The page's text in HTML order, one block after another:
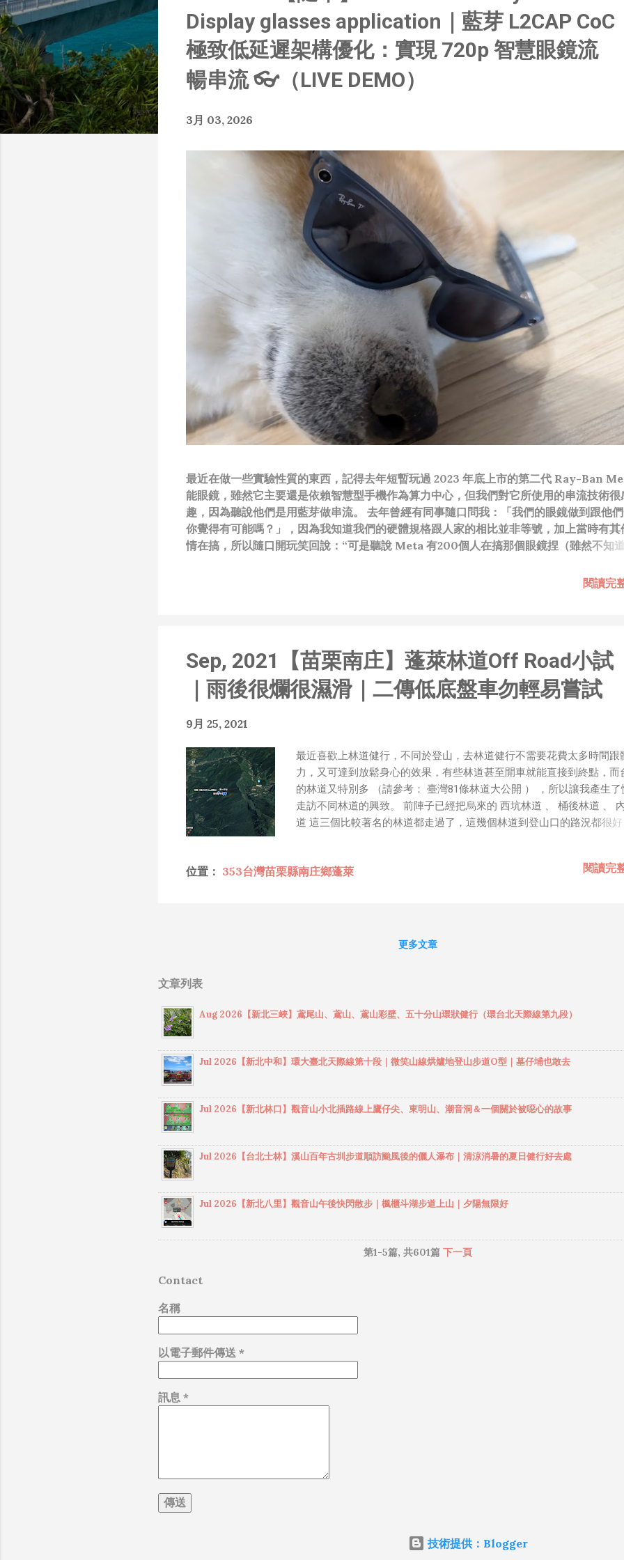
Display glasses application｜藍芽 L2CAP CoC
極致低延遲架構優化：實現 720p 智慧眼鏡流
暢串流 👓（LIVE DEMO）
3月 03, 2026
最近在做一些實驗性質的東西，記得去年短暫玩過 2023 年底上市的第二代 Ray-Ban
能眼鏡，雖然它主要還是依賴智慧型手機作為算力中心，但我們對它所使用的串流技術很
趣，因為聽說他們是用藍芽做串流。 去年曾經有同事隨口問我：「我們的眼鏡做到跟他
你覺得有可能嗎？」，因為我知道我們的硬體規格跟人家的相比並非等號，加上當時有其
情在搞，所以隨口開玩笑回說：“可是聽說 Meta 有200個人在搞那個眼鏡捏（雖然不知
也記得更久以前，當我們還在研究那個眼鏡時，常聽到像是：『 他們不知道用了什麼黑
扛、散佈同事私生活謠言，還有職場霸凌，這些你他媽都頂級專業戶，除此之外沒啥洨用
了！） 一件理論上可以做到的事情，外行人的認知被信息差，不懂加上沒實作能力去驗證
什麼都變成黑科技了（多黑？比巴西黑鮑魚還黑嗎？）。反重力技術說不定也非啥黑科技
在搞那支眼鏡，然後把軟體技能和硬體規格點滿，再加上極致優化後的成果罷了！ 當時知
Ray-Ban Meta 的智慧眼鏡有塞入一個強大的 WiFi 6 晶片在裡面，一開始我猜測會不會
能是透過 WiFi P2P 或 WiFi SoftAP 的方式去做串流（確實 Meta 的智能眼鏡，在同步
時，會強制要求開啟手機的 WiFi 開關，所以媒體同步應該是靠 WiFi 通道做的），而去
我也快速做了一個WiFi Direct 架構來做 POC，確實傳輸效率非常快，幾百 MB 的大檔
秒級傳完，從眼鏡端將媒體串流到手機端更是不用說的順暢，而且當時我們的媒體串流還
未經編碼的方式傳透過 Socket 直接傳輸的（這表示傳輸時所需的頻寬會更大，功耗據說
閱讀完
Sep, 2021【苗栗南庄】蓬萊林道Off Road小試
｜雨後很爛很濕滑｜二傳低底盤車勿輕易嘗試
9月 25, 2021
最近喜歡上林道健行，不同於登山，去林道健行不需要花費太多時間跟
力，又可達到放鬆身心的效果，有些林道甚至開車就能直接到終點，而
的林道又特別多 （請參考： 臺灣81條林道大公開 ） ，所以讓我產生了
走訪不同林道的興致。 前陣子已經把烏來的 西坑林道 、 桶後林道 、
道 這三個比較著名的林道都走過了，這幾個林道到登山口的路況都很好
』在日據時代原是風光明媚的原始山林，四周盡是檜木、櫸木、樟木，
南庄事業15林班，路途主經15-18林班，終點於19林班內，為該區域中主
點蓬萊派出所（標高約378m），到終點平台（標高約1271m），這7.5K
程，爬升落差約900m，爬升角度多在10%～15%左右，尤其中間路段特
柳杉茂密，不易遭受日曬，相對來說在夏天是不錯的健行地點。鄰近還
考。本來下山時，還刻意把行車記錄器記憶卡拔出來，想保留當天的行
段有驚無險的回憶，只能讓它保留在記憶中了。 蓬萊林道感想： 一般車
平台，建議還是要用四傳的，而低底盤車更不要輕易嘗試。 建議不要
雨後上來，因為泥土被大雨沖刷後，加上前車輾過的痕跡，會使部分爬
位置： 353台灣苗栗縣南庄鄉蓬萊 閱讀完
更多文章
文章列表
Aug 2026【新北三峽】鳶尾山、鳶山、鳶山彩壁、五十分山環狀健行（環台北天際線第九段）
Jul 2026【新北中和】環大臺北天際線第十段｜微笑山線烘爐地登山步道O型｜墓仔埔也敢去
Jul 2026【新北林口】觀音山小北插路線上鷹仔尖、東明山、潮音洞＆一個關於被噁心的故事
Jul 2026【台北士林】溪山百年古圳步道順訪颱風後的儷人瀑布｜清涼消暑的夏日健行好去處
Jul 2026【新北八里】觀音山午後快閃散步｜楓櫃斗湖步道上山｜夕陽無限好
第1-5篇, 共601篇 下一頁
Contact
名稱
以電子郵件傳送 *
訊息 *
技術提供：Blogger